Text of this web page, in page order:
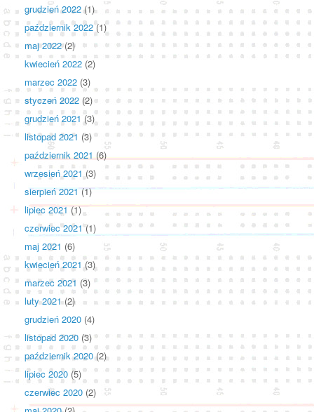
grudzień 2022(1)
październik 2022(1)
maj 2022(2)
kwiecień 2022 (2)
marzec 2022 (3)
styczeń 2022 (2)
grudzień 2021 (3)
listopad 2021 (3)
październik 2021(6)
wrzesień 2021 (3)
sierpień 2021 (1)
lipiec 2021(1)
czerwiec 2021(1)
maj 2021 (6)
kwiecień 2021 (3)
marzec 2021 (3)
luty 2021(2)
grudzień 2020 (4)
listopad 2020 (3)
październik 2020(2)
lipiec 2020 (5)
czerwiec 2020 (2)